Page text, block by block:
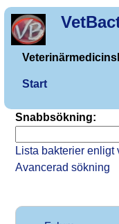
Start
Snabbsökning:
Lista bakterier enligt
Avancerad sökning